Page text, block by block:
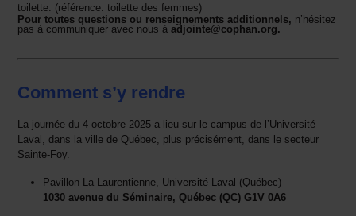
toilette. (référence: toilette des femmes)
Pour toutes questions ou renseignements additionnels, n’hésitez
pas à communiquer avec nous àadjointe@cophan.org.
Comment s’y rendre
La journée du 4 octobre 2025 a lieu sur le campus de l’Université
Laval, dans la ville de Québec, plus précisément, dans le secteur
Sainte-Foy.
Pavillon La Laurentienne, Université Laval (Québec)
1030 avenue du Séminaire, Québec (QC) G1V 0A6